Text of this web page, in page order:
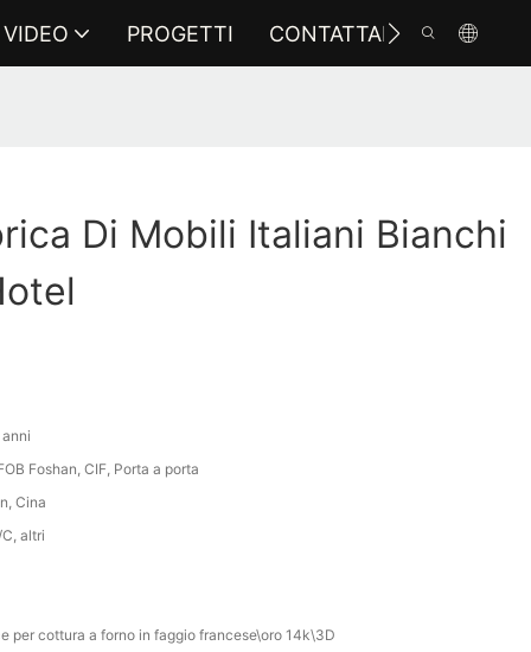
VIDEO PROGETTI CONTATTARCI
Di Mobili Italiani Bianchi
Foshan, CIF, Porta a porta
Cina
altri
per cottura a forno in faggio francese\oro 14k\3D